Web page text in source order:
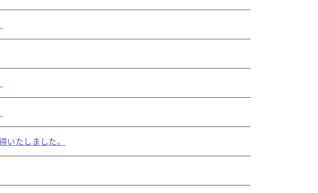
たしました。